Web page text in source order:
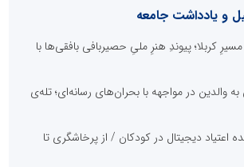
و یادداشت جامعه
کربلا؛ پیوندِ هنرِ ملیِ حصیربافی بافقی‌ها با
والدین در مواجهه با بحران‌های رسانه‌ای؛ تله‌ی
اعتیاد دیجیتال در کودکان / از پرخاشگری تا